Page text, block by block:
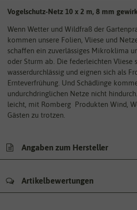
Vogelschutz-Netz 10 x 2 m, 8 mm
Wenn Wetter und Wildfraß der
kommen unsere Folien, Vliese und
schaffen ein zuverlässiges Mikroklima
oder Sturm ab. Die federleichten Vliese
wasserdurchlässig und eignen sich als
Ernteverfrühung. Und Schädlinge
undurchdringlichen Netze nicht
leicht, mit Romberg Produkten Wind,
Gästen zu trotzen.
Angaben zum Hersteller
Artikelbewertungen